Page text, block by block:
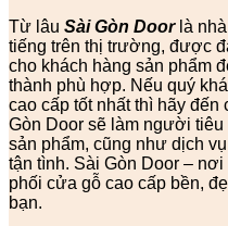
Từ lâu Sài Gòn Doorlà nhà
tiếng trên thị trường, được
cho khách hàng sản phẩm
thành phù hợp. Nếu quý
cao cấp tốt nhất thì hãy đến
Gòn Door sẽ làm người
sản phẩm, cũng như dịch
tận tình. Sài Gòn Door –
phối cửa gỗ cao cấp bền,
bạn.